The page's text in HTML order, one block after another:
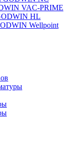
VAC-PRIME
HL
Wellpoint